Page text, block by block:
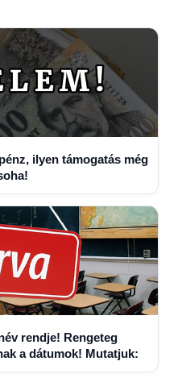
ilyen támogatás még
rendje! Rengeteg
a dátumok! Mutatjuk: